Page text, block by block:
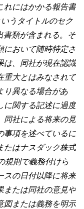
れにはかかる報告書
うタイトルのセク
書類が含まれる。そ
において随時特定さ
は、同社が現在認識
重大とはみなされて
り異なる場合があ
に関する記述に過度
同社による将来の見
事項を述べているに
たはナスダック株式
則で義務付けら
スの日付以降に将来
または同社の意見や
図または義務を明示